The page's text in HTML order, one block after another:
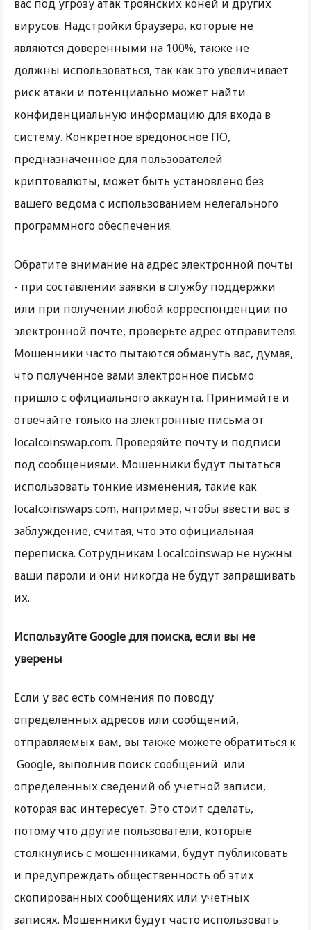
вас под угрозу атак троянских коней и других
вирусов. Надстройки браузера, которые не
являются доверенными на 100%, также не
должны использоваться, так как это увеличивает
риск атаки и потенциально может найти
конфиденциальную информацию для входа в
систему. Конкретное вредоносное ПО,
предназначенное для пользователей
криптовалюты, может быть установлено без
вашего ведома с использованием нелегального
программного обеспечения.
Обратите внимание на адрес электронной почты
- при составлении заявки в службу поддержки
или при получении любой корреспонденции по
электронной почте, проверьте адрес отправителя.
Мошенники часто пытаются обмануть вас, думая,
что полученное вами электронное письмо
пришло с официального аккаунта. Принимайте и
отвечайте только на электронные письма от
localcoinswap.com. Проверяйте почту и подписи
под сообщениями. Мошенники будут пытаться
использовать тонкие изменения, такие как
localcoinswaps.com, например, чтобы ввести вас в
заблуждение, считая, что это официальная
переписка. Сотрудникам Localcoinswap не нужны
ваши пароли и они никогда не будут запрашивать
их.
Используйте Google для поиска, если вы не
уверены
Если у вас есть сомнения по поводу
определенных адресов или сообщений,
отправляемых вам, вы также можете обратиться к
Google, выполнив поиск сообщений или
определенных сведений об учетной записи,
которая вас интересует. Это стоит сделать,
потому что другие пользователи, которые
столкнулись с мошенниками, будут публиковать
и предупреждать общественность об этих
скопированных сообщениях или учетных
записях. Мошенники будут часто использовать